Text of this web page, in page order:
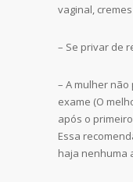
vaginal,
– Se privar de
– A mulher
exame (O
após o
Essa
haja nenhuma